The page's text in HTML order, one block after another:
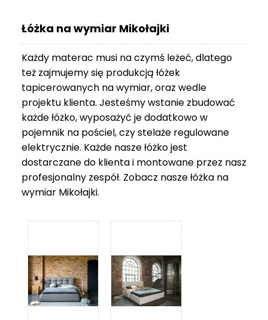
Łóżka na wymiar Mikołajki
Każdy materac musi na czymś leżeć, dlatego
też zajmujemy się produkcją łóżek
tapicerowanych na wymiar, oraz wedle
projektu klienta. Jesteśmy wstanie zbudować
każde łóżko, wyposażyć je dodatkowo w
pojemnik na pościel, czy stelaże regulowane
elektrycznie. Każde nasze łóżko jest
dostarczane do klienta i montowane przez nasz
profesjonalny zespół. Zobacz naszełóżka na
wymiar Mikołajki.